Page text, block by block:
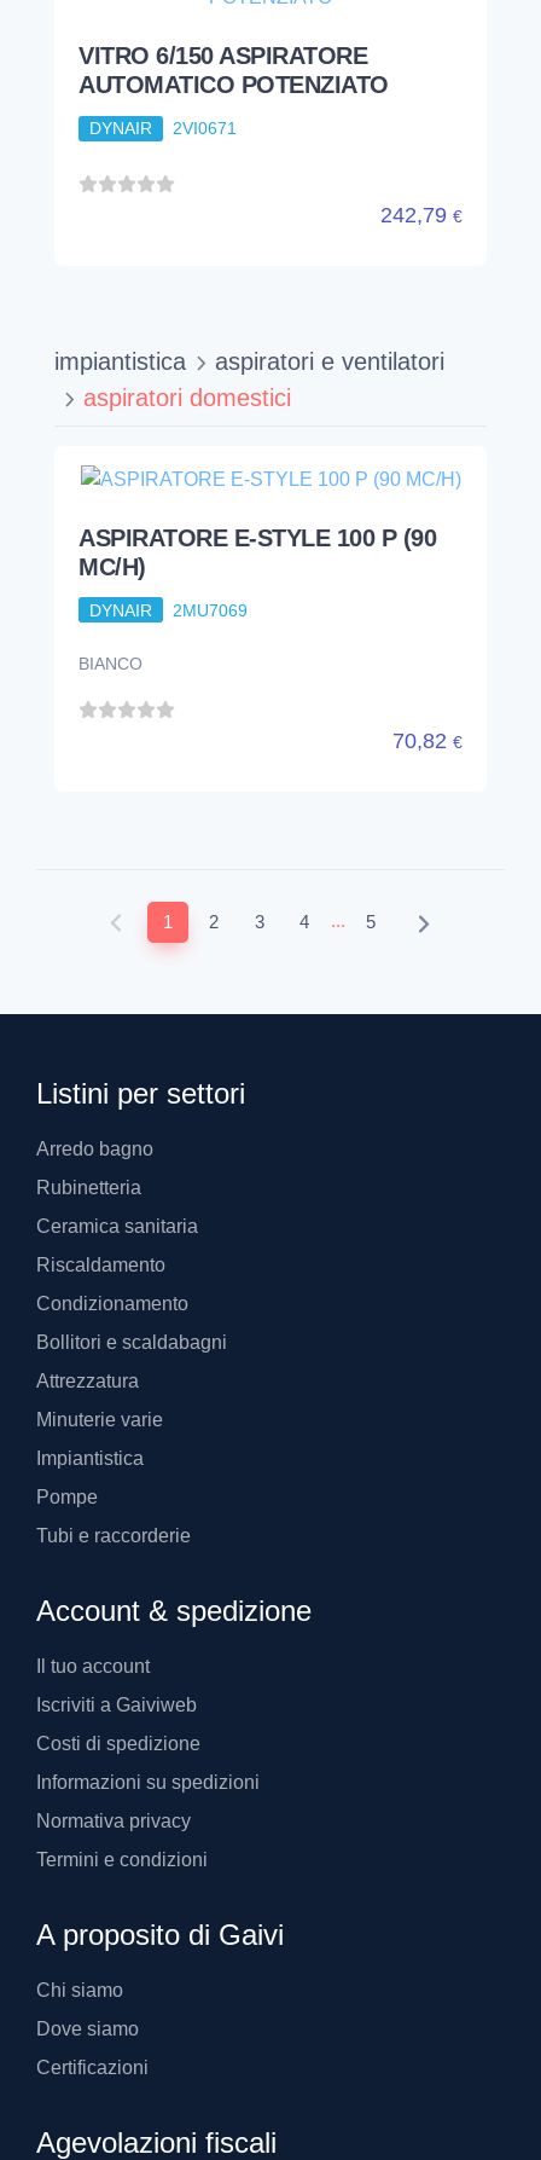
VITRO 6/150 ASPIRATORE
AUTOMATICO POTENZIATO
DYNAIR 2VI0671
242,79 €
impiantistica
aspiratori e ventilatori
aspiratori domestici
ASPIRATORE E-STYLE 100 P (90
MC/H)
DYNAIR 2MU7069
BIANCO
70,82 €
1 2 3 4 ... 5
Listini per settori
Arredo bagno
Rubinetteria
Ceramica sanitaria
Riscaldamento
Condizionamento
Bollitori e scaldabagni
Attrezzatura
Minuterie varie
Impiantistica
Pompe
Tubi e raccorderie
Account & spedizione
Il tuo account
Iscriviti a Gaiviweb
Costi di spedizione
Informazioni su spedizioni
Normativa privacy
Termini e condizioni
A proposito di Gaivi
Chi siamo
Dove siamo
Certificazioni
Agevolazioni fiscali